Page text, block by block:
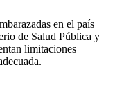
en el país
de Salud Pública y
limitaciones